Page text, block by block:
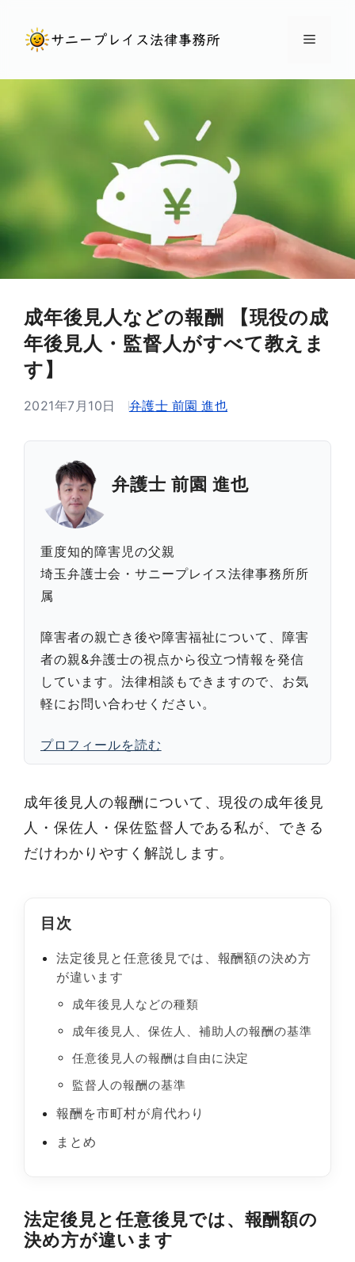
ン
へ
メ
成年後見人などの報酬 【現役の成
年後見人・監督人がすべて教えま
す】
2021年7月10日 弁護士 前園 進也
弁護士 前園 進也
重度知的障害児の父親
埼玉弁護士会・サニープレイス法律事務所所
属
障害者の親亡き後や障害福祉について、障害
者の親&弁護士の視点から役立つ情報を発信
しています。法律相談もできますので、お気
軽にお問い合わせください。
プロフィールを読む
成年後見人の報酬について、現役の成年後見
人・保佐人・保佐監督人である私が、できる
だけわかりやすく解説します。
目次
法定後見と任意後見では、報酬額の決め方
が違います
成年後見人などの種類
成年後見人、保佐人、補助人の報酬の基準
任意後見人の報酬は自由に決定
監督人の報酬の基準
報酬を市町村が肩代わり
まとめ
法定後見と任意後見では、報酬額の
決め方が違います